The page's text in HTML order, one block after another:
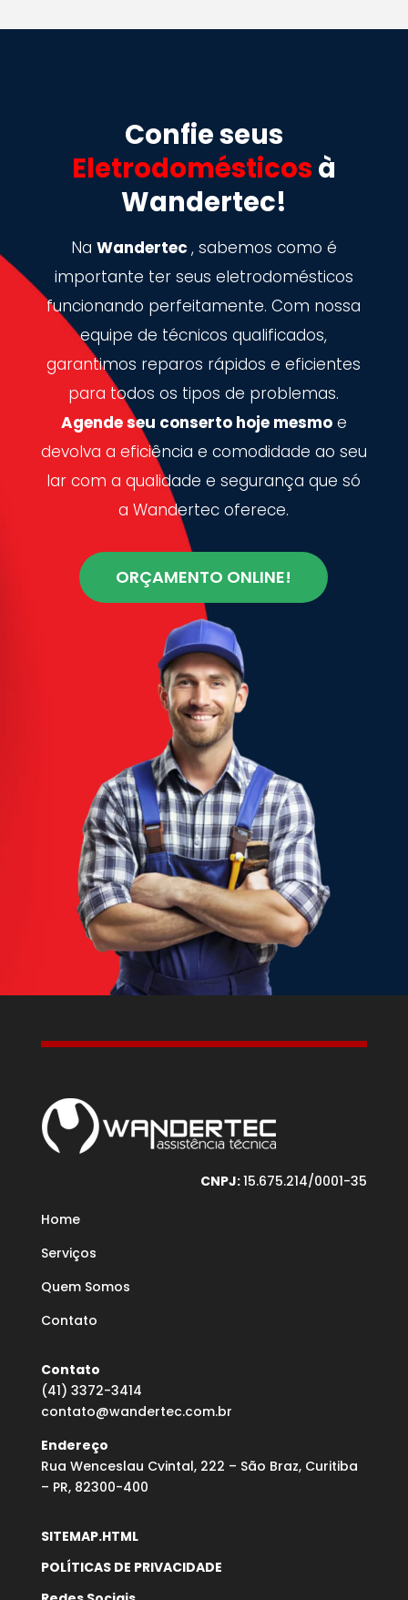
Confie seus
Eletrodomésticos à
Wandertec!
Na Wandertec, sabemos como é
importante ter seus eletrodomésticos
funcionando perfeitamente. Com nossa
equipe de técnicos qualificados,
garantimos reparos rápidos e eficientes
para todos os tipos de problemas.
Agende seu conserto hoje mesmoe
devolva a eficiência e comodidade ao seu
lar com a qualidade e segurança que só
a Wandertec oferece.
ORÇAMENTO ONLINE!
CNPJ:15.675.214/0001-35
Home
Serviços
Quem Somos
Contato
Contato
(41) 3372-3414
contato@wandertec.com.br
Endereço
Rua Wenceslau Cvintal, 222 – São Braz, Curitiba
– PR, 82300-400
SITEMAP.HTML
POLÍTICAS DE PRIVACIDADE